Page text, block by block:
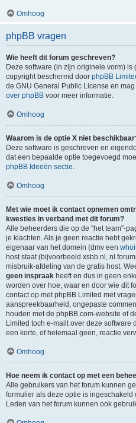
Omhoog
phpBB vragen
Wie heeft dit forum geschreven?
Deze software (in zijn originele vorm)
copyright beschermd door phpBB
de GNU General Public License en
over phpBB voor meer informatie.
Omhoog
Waarom is de optie X niet
Deze software is geschreven en
dat een bepaalde optie toegevoegd
phpBB Ideeën sectie.
Omhoog
Met wie moet ik contact opnemen
kwesties in verband met dit forum?
Alle beheerders die op de "het team"-
je klachten. Als je geen reactie hebt
eigenaar van het domein (dmv een
host staat (bijvoorbeeld xsbb.nl,
misbruik-afdeling van de gratis host.
geen inspraak heeft en dus in geen
worden over hoe, waar en door wie dit
contact op met phpBB Limited met
aanspreekbaarheid, ongepaste
houden met de phpBB.com-website of
Limited toch e-mailt over deze software
een korte, of helemaal geen, reactie
Omhoog
Hoe neem ik contact op met een
Alle gebruikers van het forum kunnen
formulier als deze optie is ingeschakeld
Leden van het forum kunnen ook